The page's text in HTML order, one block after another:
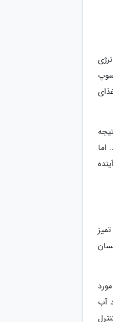
مثل سوپ
آب